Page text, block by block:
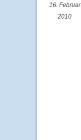
16. Februar
2010